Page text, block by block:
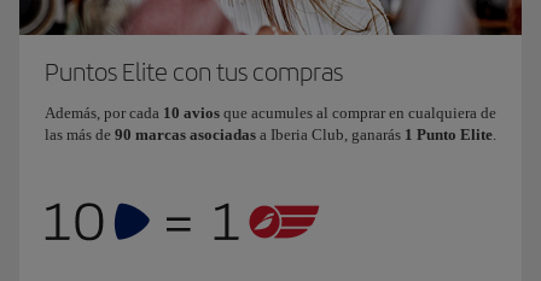
Puntos Elite con tus compras
Además, por cada 10 avios que acumules al comprar en cualquiera de
las más de 90 marcas asociadas a Iberia Club, ganarás 1 Punto Elite.